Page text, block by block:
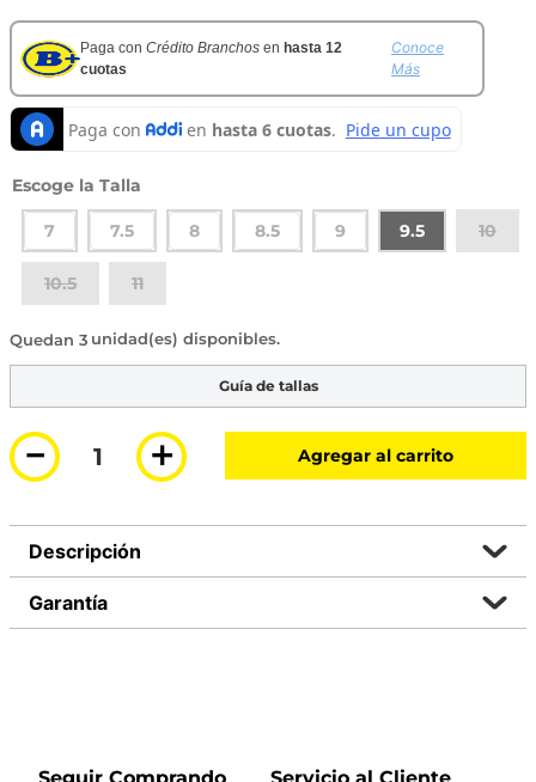
Paga con Crédito Branchos en hasta 12
cuotas
Conoce
Más
Talla
7 7.5 8 8.5 9 9.5 10
10.5 11
3 disponibles
Guía de tallas
＋
－ Agregar al carrito
Descripción
Garantía